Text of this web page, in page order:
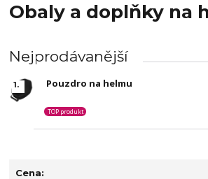
Obaly a doplňky na
Nejprodávanější
1. Pouzdro na helmu
TOP produkt
Cena: